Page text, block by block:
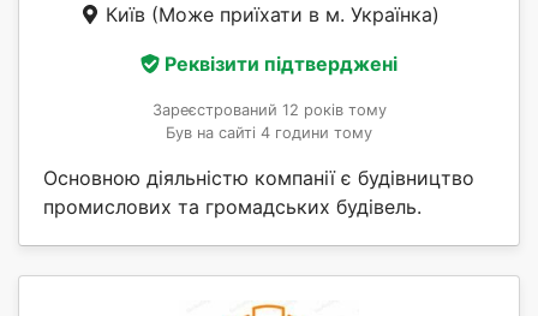
Київ (Може приїхати в м. Українка)
Реквізити підтверджені
Зареєстрований 12 років тому
Був на сайті 4 години тому
Основною діяльністю компанії є будівництво
промислових та громадських будівель.